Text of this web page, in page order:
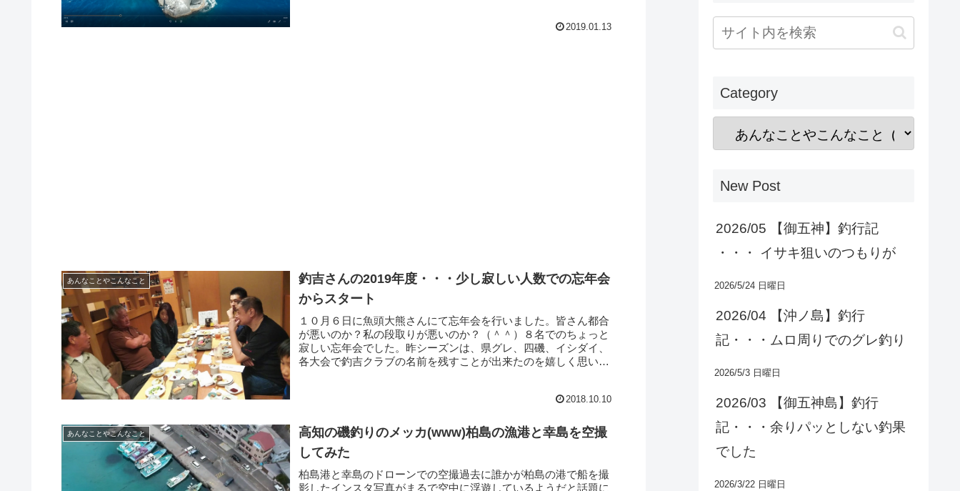
2019.01.13
あんなことやこんなこと
釣吉さんの2019年度・・・少し寂しい人数での忘年会
からスタート
１０月６日に魚頭大熊さんにて忘年会を行いました。皆さん都合
が悪いのか？私の段取りが悪いのか？（＾＾）８名でのちょっと
寂しい忘年会でした。昨シーズンは、県グレ、四磯、イシダイ、
各大会で釣吉クラブの名前を残すことが出来たのを嬉しく思いま
2018.10.10
あんなことやこんなこと
高知の磯釣りのメッカ(www)柏島の漁港と幸島を空撮
してみた
柏島港と幸島のドローンでの空撮過去に誰かが柏島の港で船を撮
影したインスタ写真がまるで空中に浮遊しているようだと話題に
Category
New Post
2026/05 【御五神】釣行記
・・・ イサキ狙いのつもりが
2026/5/24 日曜日
2026/04 【沖ノ島】釣行
記・・・ムロ周りでのグレ釣り
2026/5/3 日曜日
2026/03 【御五神島】釣行
記・・・余りパッとしない釣果
でした
2026/3/22 日曜日